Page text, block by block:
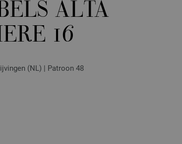
ALTA
16
(NL) | Patroon 48